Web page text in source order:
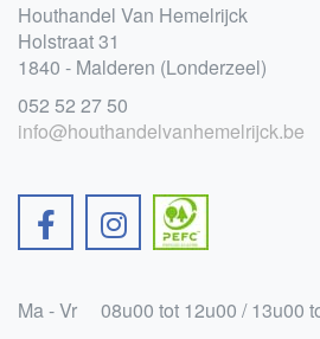
Houthandel Van Hemelrijck
Holstraat 31
1840 - Malderen (Londerzeel)
052 52 27 50
info@houthandelvanhemelrijck.be
Ma - Vr
08u00 tot 12u00 / 13u00